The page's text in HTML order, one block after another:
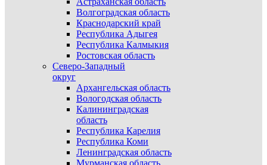
Волгоградская область
Краснодарский край
Республика Адыгея
Республика Калмыкия
Ростовская область
Северо-Западный
округ
Архангельская область
Вологодская область
Калининградская
область
Республика Карелия
Республика Коми
Ленинградская область
Мурманская область